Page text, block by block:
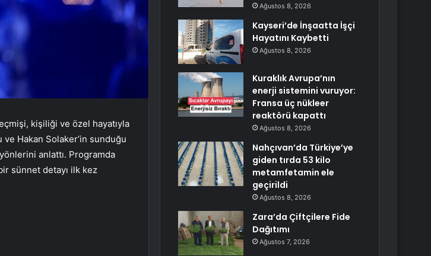
kişiliği ve özel hayatıyla
ve Hakan Solaker’in sunduğu
anlattı. Programda
sünnet detayı ilk kez
Ağustos 8, 2026
Kayseri’de İnşaatta İşçi
Hayatını Kaybetti
Ağustos 8, 2026
Kuraklık Avrupa’nın
enerji sistemini vuruyor:
Fransa üç nükleer
reaktörü kapattı
Ağustos 8, 2026
Nahçıvan’da Türkiye’ye
giden tırda 53 kilo
metamfetamin ele
geçirildi
Ağustos 8, 2026
Zara’da Çiftçilere Fide
Dağıtımı
Ağustos 7, 2026